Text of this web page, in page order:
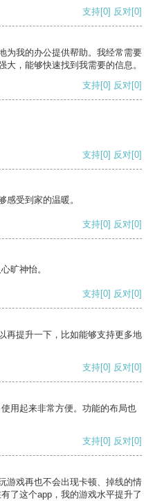
支持[0] 反对[0]
为我的办公提供帮助。我经常需要
，能够快速找到我需要的信息。
支持[0] 反对[0]
支持[0] 反对[0]
感受到家的温暖。
支持[0] 反对[0]
旷神怡。
支持[0] 反对[0]
再提升一下，比如能够支持更多地
支持[0] 反对[0]
用起来非常方便。功能的布局也
支持[0] 反对[0]
游戏再也不会出现卡顿、掉线的情
了这个app，我的游戏水平提升了